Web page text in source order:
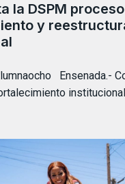
la DSPM
y
Ensenada.-